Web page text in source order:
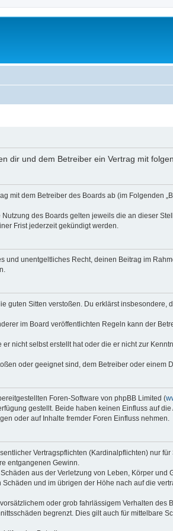
dir und dem Betreiber ein Vertrag mit
mit dem Betreiber des Boards ab (im Folgenden
des Boards gelten jeweils die an dieser
Frist jederzeit gekündigt werden.
und unentgeltliches Recht, deinen Beitrag im
Sitten verstoßen. Du erklärst insbesondere,
im Board veröffentlichten Regeln kann der
nicht selbst erstellt hat oder die er nicht zur
oder geeignet sind, dem Betreiber oder einem
Foren-Software von phpBB Limited (
gestellt. Beide haben keinen Einfluss auf
oder auf Inhalte fremder Foren Einfluss nehmen.
Vertragspflichten (Kardinalpflichten) nur
entgangenen Gewinn.
aus der Verletzung von Leben, Körper und
und im übrigen der Höhe nach auf die
oder grob fahrlässigem Verhalten des
begrenzt. Dies gilt auch für mittelbare